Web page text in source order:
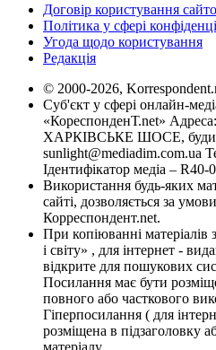
Договір користування
Політика у сфері
Угода щодо користування
Редакція
© 2000-2026,
Суб'єкт у сфері онлайн-
«КореспонденТ.net»
ХАРКІВСЬКЕ ШОСЕ,
sunlight@mediadim.com.ua
Ідентифікатор медіа – R40-
Використання будь-яких
сайті, дозволяється за
Корреспондент.net.
При копіюванні матеріалів
і світу» , для інтернет -
відкрите для пошукових
Посилання має бути
повного або часткового
Гіперпосилання ( для
розміщена в підзаголовку
матеріалу.